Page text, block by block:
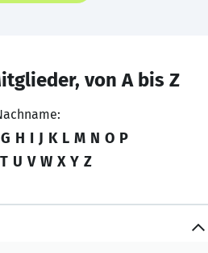
von A bis Z
G H I J K L M N O P
T U V W X Y Z